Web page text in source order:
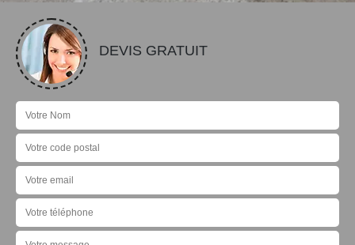
DEVIS GRATUIT